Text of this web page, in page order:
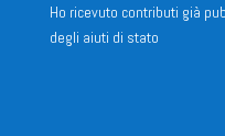
Ho ricevuto contributi già
degli aiuti di stato